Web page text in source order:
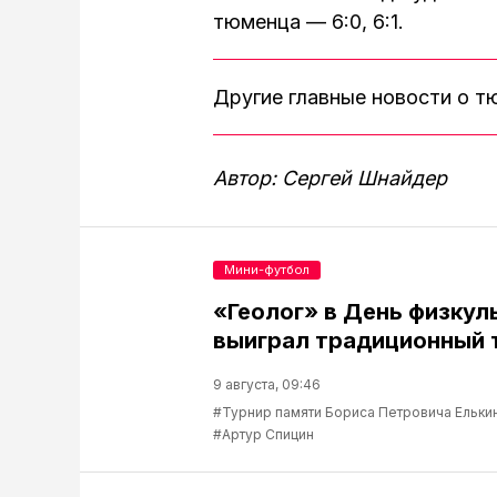
тюменца — 6:0, 6:1.
Другие главные новости о
Автор: Сергей Шнайдер
«Геолог» в День
выиграл традиционный
9 августа, 09:46
#Турнир памяти Бориса Петровича
#Артур Спицин
Мини-футбол